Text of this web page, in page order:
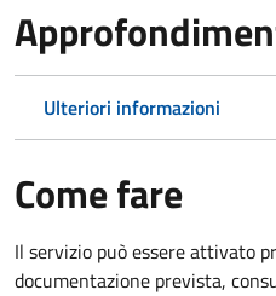
Ulteriori informazioni
Come fare
Il servizio può essere attivato
documentazione prevista,